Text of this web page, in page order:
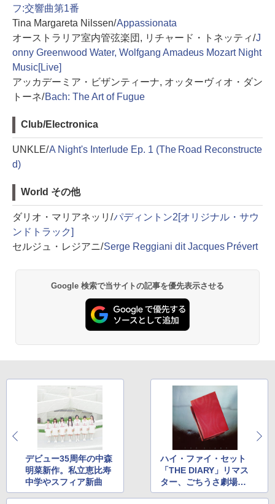
フ:交響曲第1番
Tina Margareta Nilssen/Appassionata
オーストラリア室内管弦楽団, リチャード・トネッティ/J
onny Greenwood Water, Wolfgang Amadeus Mozart Night
Music[Live]
アッカデーミア・ビザンティーナ, オッターヴィオ・ダン
トーネ/Bach: The Art of Fugue
Club/Electronica
UNKLE/A Night's Interlude Ep. 1 (The Road Reconstructe
d)
World その他
ダリオ・マリアネッリ/パディントン2[オリジナル・サウ
ンドトラック]
セルジュ・レジアニ/Serge Reggiani dit Jacques Prévert
Google 検索で当サイトの記事を優先表示させる
デビュー35周年の中森
明菜新作。私立恵比寿
中学やスフィア新曲
ハイ・ファイ・セット
「THE DIARY」リマス
ター、ごちうさ劇場版
主題歌